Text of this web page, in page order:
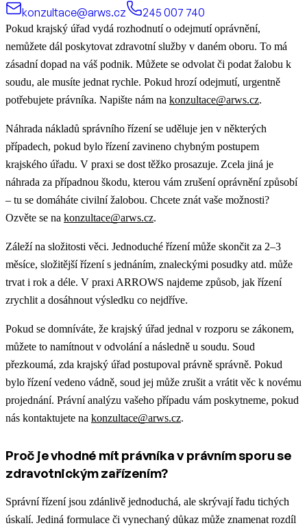
konzultace@arws.cz
245 007 740
Pokud krajský úřad vydá rozhodnutí o odejmutí oprávnění,
nemůžete dál poskytovat zdravotní služby v daném oboru. To má
zásadní dopad na váš podnik. Můžete se odvolat či podat žalobu k
soudu, ale musíte jednat rychle. Pokud hrozí odejmutí, urgentně
potřebujete právníka. Napište nám na konzultace@arws.cz.
Náhrada nákladů správního řízení se uděluje jen v některých
případech, pokud bylo řízení zavineno chybným postupem
krajského úřadu. V praxi se dost těžko prosazuje. Zcela jiná je
náhrada za případnou škodu, kterou vám zrušení oprávnění způsobí
– tu se domáháte civilní žalobou. Chcete znát vaše možnosti?
Ozvěte se na konzultace@arws.cz.
Záleží na složitosti věci. Jednoduché řízení může skončit za 2–3
měsíce, složitější řízení s jednáním, znaleckými posudky atd. může
trvat i rok a déle. V praxi ARROWS najdeme způsob, jak řízení
zrychlit a dosáhnout výsledku co nejdříve.
Pokud se domníváte, že krajský úřad jednal v rozporu se zákonem,
můžete to namítnout v odvolání a následně u soudu. Soud
přezkoumá, zda krajský úřad postupoval právně správně. Pokud
bylo řízení vedeno vádně, soud jej může zrušit a vrátit věc k novému
projednání. Právní analýzu vašeho případu vám poskytneme, pokud
nás kontaktujete na konzultace@arws.cz.
Proč je vhodné mít právníka v právním sporu se
zdravotnickým zařízením?
Správní řízení jsou zdánlivě jednoduchá, ale skrývají řadu tichých
úskalí. Jediná formulace či vynechaný důkaz může znamenat rozdíl